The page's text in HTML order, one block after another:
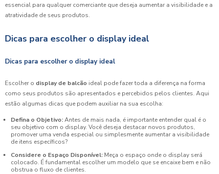
essencial para qualquer comerciante que deseja aumentar a visibilidade e a
atratividade de seus produtos.
Dicas para escolher o display ideal
Dicas para escolher o display ideal
Escolher o display de balcão ideal pode fazer toda a diferença na forma
como seus produtos são apresentados e percebidos pelos clientes. Aqui
estão algumas dicas que podem auxiliar na sua escolha:
Defina o Objetivo:Antes de mais nada, é importante entender qual é o
seu objetivo com o display. Você deseja destacar novos produtos,
promover uma venda especial ou simplesmente aumentar a visibilidade
de itens específicos?
Considere o Espaço Disponível: Meça o espaço onde o display será
colocado. É fundamental escolher um modelo que se encaixe bem e não
obstrua o fluxo de clientes.